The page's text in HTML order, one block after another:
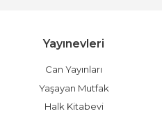
Yayınevleri
Can Yayınları
Yaşayan Mutfak
Halk Kitabevi